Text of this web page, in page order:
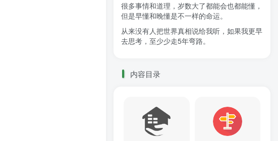
很多事情和道理，岁数大了都能会也都能懂，
但是早懂和晚懂是不一样的命运。
从来没有人把世界真相说给我听，如果我更早
去思考，至少少走5年弯路。
内容目录